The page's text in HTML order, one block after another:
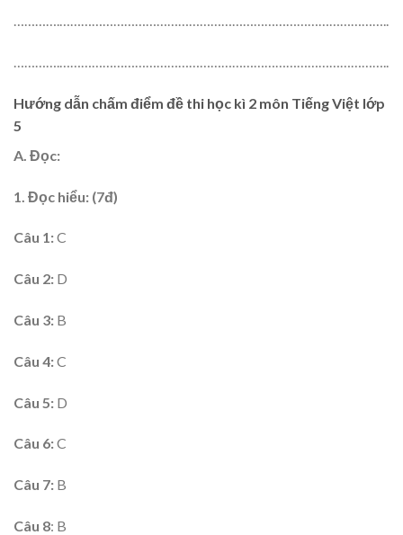
………….………………………………………………………………………………..
………….………………………………………………………………………………..
Hướng dẫn chấm điểm đề thi học kì 2 môn Tiếng Việt lớp
5
A. Đọc:
1. Đọc hiểu: (7đ)
Câu 1:C
Câu 2: D
Câu 3: B
Câu 4:C
Câu 5: D
Câu 6:C
Câu 7: B
Câu 8: B